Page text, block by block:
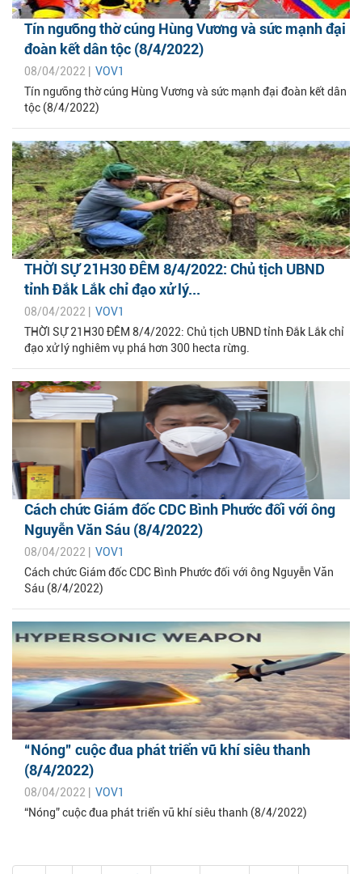
Tín ngưỡng thờ cúng Hùng Vương và sức mạnh đại
đoàn kết dân tộc (8/4/2022)
08/04/2022 | VOV1
Tín ngưỡng thờ cúng Hùng Vương và sức mạnh đại đoàn kết dân
tộc (8/4/2022)
THỜI SỰ 21H30 ĐÊM 8/4/2022: Chủ tịch UBND
tỉnh Đắk Lắk chỉ đạo xử lý...
08/04/2022 | VOV1
THỜI SỰ 21H30 ĐÊM 8/4/2022: Chủ tịch UBND tỉnh Đắk Lắk chỉ
đạo xử lý nghiêm vụ phá hơn 300 hecta rừng.
Cách chức Giám đốc CDC Bình Phước đối với ông
Nguyễn Văn Sáu (8/4/2022)
08/04/2022 | VOV1
Cách chức Giám đốc CDC Bình Phước đối với ông Nguyễn Văn
Sáu (8/4/2022)
“Nóng” cuộc đua phát triển vũ khí siêu thanh
(8/4/2022)
08/04/2022 | VOV1
“Nóng” cuộc đua phát triển vũ khí siêu thanh (8/4/2022)